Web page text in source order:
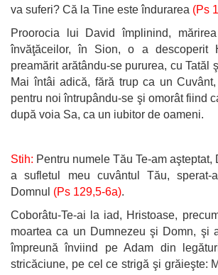
va suferi? Că la Tine este îndurarea (Ps
Proorocia lui David împlinind,
învăţăceilor, în Sion, o a descoperit
preamărit arătându-se pururea, cu Tatăl
Mai întâi adică, fără trup ca un
pentru noi întrupându-se şi omorât fiind
după voia Sa, ca un iubitor de oameni.
Stih: Pentru numele Tău Te-am aşteptat,
a sufletul meu cuvântul Tău, sperat-
Domnul (Ps 129,5-6a).
Coborâtu-Te-ai la iad, Hristoase,
moartea ca un Dumnezeu şi Domn, şi
împreună înviind pe Adam din
stricăciune, pe cel ce strigă şi grăieşte: